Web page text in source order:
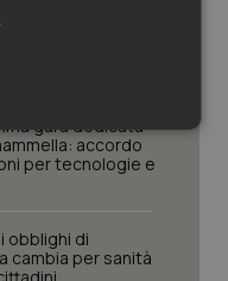
Collo
ritirata
restano 26
gara dedicata
accordo
per tecnologie e
obblighi di
cambia per sanità
Marketing